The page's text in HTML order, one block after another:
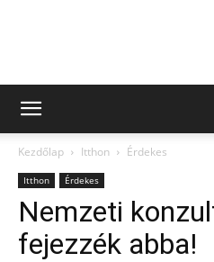
Kezdőlap Itthon Érdekes
Itthon Érdekes
Nemzeti
fejezzék abba!